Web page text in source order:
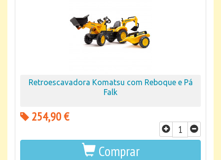
Retroescavadora Komatsu com Reboque e Pá
Falk
254,90 €
Comprar